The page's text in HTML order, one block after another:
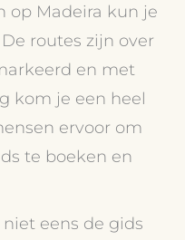
op Madeira kun je
routes zijn over
en met
kom je een heel
ervoor om
te boeken en
eens de gids